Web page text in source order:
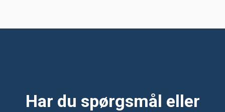
Har du spørgsmål eller